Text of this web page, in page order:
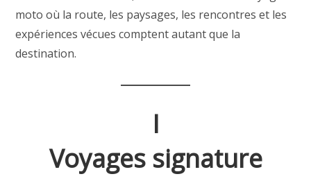
moto où la route, les paysages, les rencontres et les
expériences vécues comptent autant que la
destination.
I
Voyages signature